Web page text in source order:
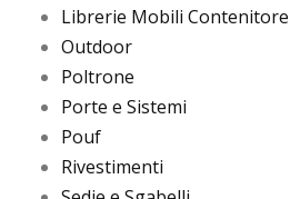
Librerie Mobili Contenitore
Outdoor
Poltrone
Porte e Sistemi
Pouf
Rivestimenti